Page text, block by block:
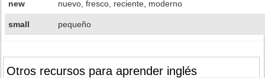
new nuevo, fresco, reciente, moderno
small pequeño
Otros recursos para aprender inglés